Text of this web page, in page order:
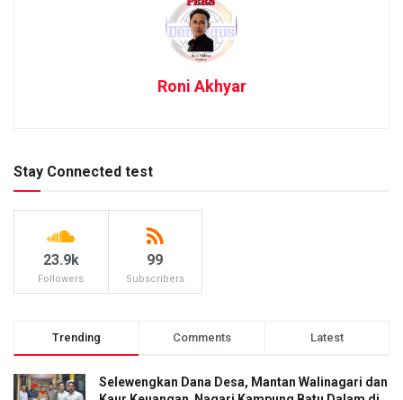
Roni Akhyar
Stay Connected test
23.9k
Followers
99
Subscribers
Trending Comments Latest
Selewengkan Dana Desa, Mantan Walinagari dan